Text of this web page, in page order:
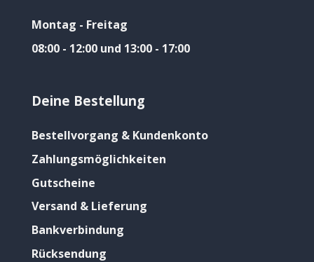
Montag - Freitag
08:00 - 12:00 und 13:00 - 17:00
Deine Bestellung
Bestellvorgang & Kundenkonto
Zahlungsmöglichkeiten
Gutscheine
Versand & Lieferung
Bankverbindung
Rücksendung